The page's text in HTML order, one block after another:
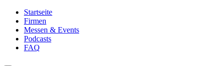
Startseite
Firmen
Messen & Events
Podcasts
FAQ